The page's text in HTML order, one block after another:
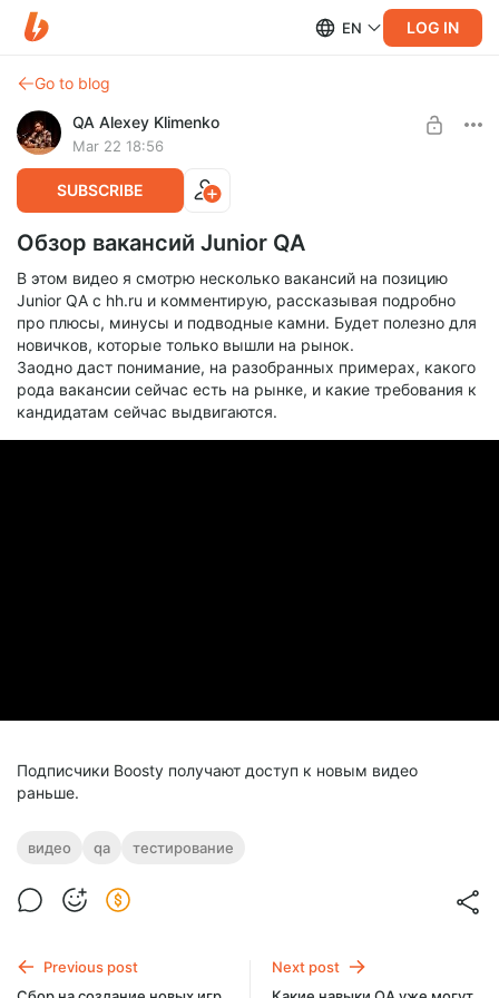
EN LOG IN
Go to blog
QA Alexey Klimenko
Mar 22 18:56
SUBSCRIBE
Обзор вакансий Junior QA
В этом видео я смотрю несколько вакансий на позицию
Junior QA с hh.ru и комментирую, рассказывая подробно
про плюсы, минусы и подводные камни. Будет полезно для
новичков, которые только вышли на рынок.
Заодно даст понимание, на разобранных примерах, какого
рода вакансии сейчас есть на рынке, и какие требования к
кандидатам сейчас выдвигаются.
Подписчики Boosty получают доступ к новым видео
раньше.
видео qa тестирование
Previous post
Next post